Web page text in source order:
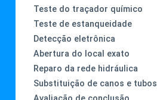
Teste do traçador químico
Teste de estanqueidade
Detecção eletrônica
Abertura do local exato
Reparo da rede hidráulica
Substituição de canos e tubos